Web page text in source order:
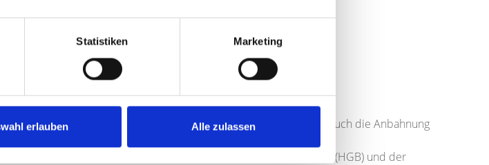
Statistiken Marketing
erlauben Alle zulassen
für die Dauer unserer Geschäftsbeziehung, was beispielsweise auch die Anbahnung
die sich unter anderem aus dem Handelsgesetzbuch (HGB) und der